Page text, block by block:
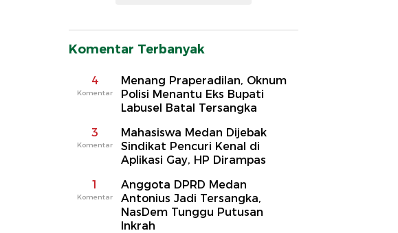
Komentar Terbanyak
4
Komentar
Menang Praperadilan, Oknum
Polisi Menantu Eks Bupati
Labusel Batal Tersangka
3
Komentar
Mahasiswa Medan Dijebak
Sindikat Pencuri Kenal di
Aplikasi Gay, HP Dirampas
1
Komentar
Anggota DPRD Medan
Antonius Jadi Tersangka,
NasDem Tunggu Putusan
Inkrah